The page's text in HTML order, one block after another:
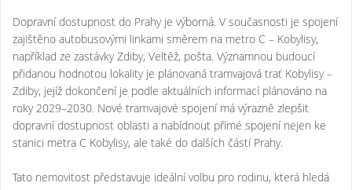
Dopravní dostupnost do Prahy je výborná. V současnosti je spojení
zajištěno autobusovými linkami směrem na metro C – Kobylisy,
například ze zastávky Zdiby, Veltěž, pošta. Významnou budoucí
přidanou hodnotou lokality je plánovaná tramvajová trať Kobylisy –
Zdiby, jejíž dokončení je podle aktuálních informací plánováno na
roky 2029–2030. Nové tramvajové spojení má výrazně zlepšit
dopravní dostupnost oblasti a nabídnout přímé spojení nejen ke
stanici metra C Kobylisy, ale také do dalších částí Prahy.
Tato nemovitost představuje ideální volbu pro rodinu, která hledá